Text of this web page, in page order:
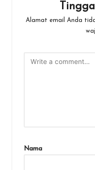
Alamat email Anda
Nama